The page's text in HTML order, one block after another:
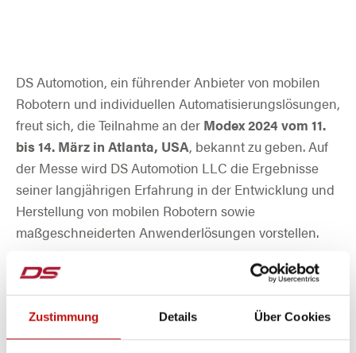
Zustimmung Details Über Cookies
DS Automotion, ein führender Anbieter von mobilen
Robotern und individuellen Automatisierungslösungen,
freut sich, die Teilnahme an der Modex 2024 vom 11.
bis 14. März in Atlanta, USA, bekannt zu geben. Auf
der Messe wird DS Automotion LLC die Ergebnisse
seiner langjährigen Erfahrung in der Entwicklung und
Herstellung von mobilen Robotern sowie
maßgeschneiderten Anwenderlösungen vorstellen.
Das Unternehmen hat sich einen Ruf mit innovativen
Technologien und außerordentlicher Kompetenz in der
kundenspezifischen Anpassung von Serienfahrzeugen
erworben. Während der Modex wird das Team von DS